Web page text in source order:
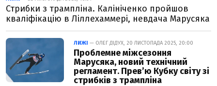
Стрибки з трампліна. Калініченко пройшов
кваліфікацію в Ліллехаммері, невдача Марусяка
ЛИЖІ — ОЛЕГ ДІДУХ, 20 ЛИСТОПАДА 2025, 20:00
Проблемне міжсезоння
Марусяка, новий технічний
регламент. Прев’ю Кубку світу зі
стрибків з трампліна